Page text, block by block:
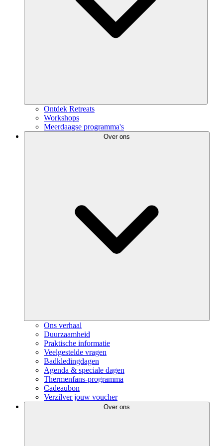
Ontdek Retreats
Workshops
Meerdaagse programma's
Over ons
Ons verhaal
Duurzaamheid
Praktische informatie
Veelgestelde vragen
Badkledingdagen
Agenda & speciale dagen
Thermenfans-programma
Cadeaubon
Verzilver jouw voucher
Over ons